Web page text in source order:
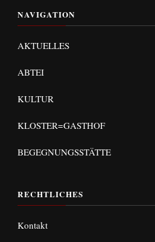
NAVIGATION
AKTUELLES
ABTEI
KULTUR
KLOSTER=GASTHOF
BEGEGNUNGSSTÄTTE
RECHTLICHES
Kontakt